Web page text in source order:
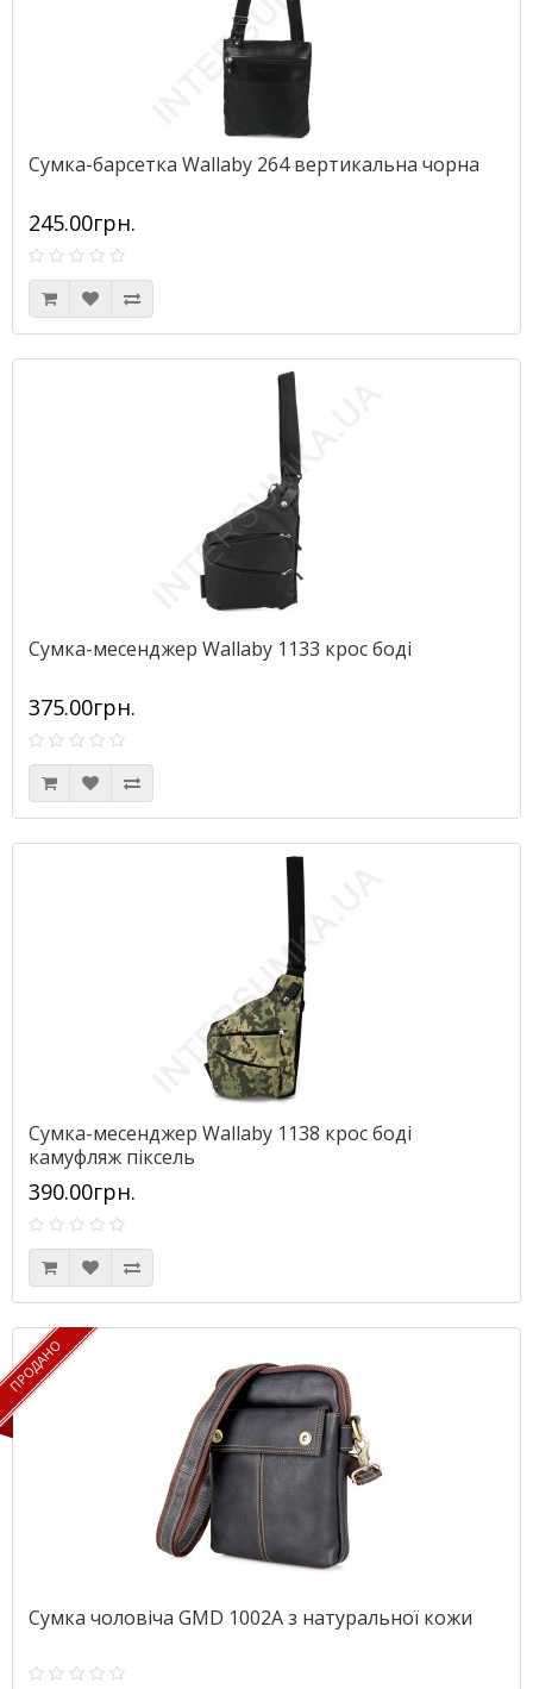
Сумка-барсетка Wallaby 264 вертикальна чорна
245.00грн.
Сумка-месенджер Wallaby 1133 крос боді
375.00грн.
Сумка-месенджер Wallaby 1138 крос боді
камуфляж піксель
390.00грн.
ПРОДАНО
ПРОДАНО
Сумка чоловіча GMD 1002A з натуральної кожи